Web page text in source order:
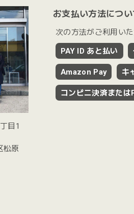
目1
松原
お支払い方法につい
次の方法がご利用いた
PAY ID あと払い
Amazon Pay キ
コンビニ決済または